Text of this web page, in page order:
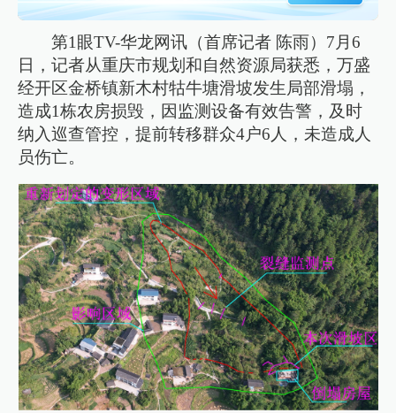
第1眼TV-华龙网讯（首席记者 陈雨）7月6
日，记者从重庆市规划和自然资源局获悉，万盛
经开区金桥镇新木村牯牛塘滑坡发生局部滑塌，
造成1栋农房损毁，因监测设备有效告警，及时
纳入巡查管控，提前转移群众4户6人，未造成人
员伤亡。